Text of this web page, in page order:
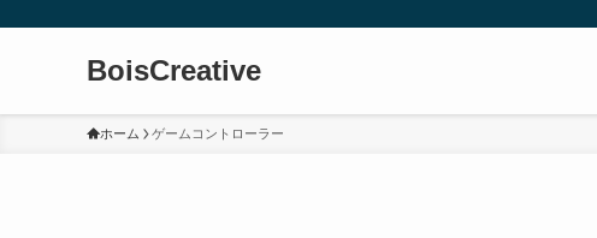
BoisCreative
ホーム ゲームコントローラー